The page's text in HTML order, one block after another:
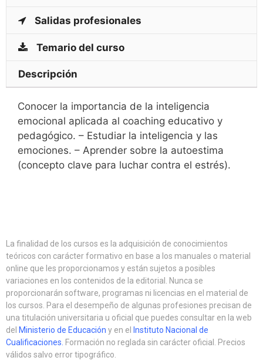
Salidas profesionales
Temario del curso
Descripción
Conocer la importancia de la inteligencia
emocional aplicada al coaching educativo y
pedagógico. – Estudiar la inteligencia y las
emociones. – Aprender sobre la autoestima
(concepto clave para luchar contra el estrés).
La finalidad de los cursos es la adquisición de conocimientos
teóricos con carácter formativo en base a los manuales o material
online que les proporcionamos y están sujetos a posibles
variaciones en los contenidos de la editorial. Nunca se
proporcionarán software, programas ni licencias en el material de
los cursos. Para el desempeño de algunas profesiones precisan de
una titulación universitaria u oficial que puedes consultar en la web
del Ministerio de Educación y en el
Instituto Nacional de
Cualificaciones Formación no reglada sin carácter oficial. Precios
válidos salvo error tipográfico.